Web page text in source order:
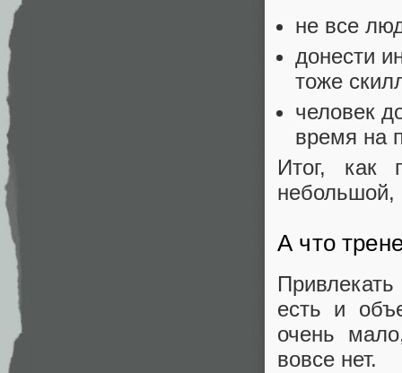
не все
донести
тоже
человек
время на
Итог, как
небольшой,
А что
есть и
очень
вовсе нет.